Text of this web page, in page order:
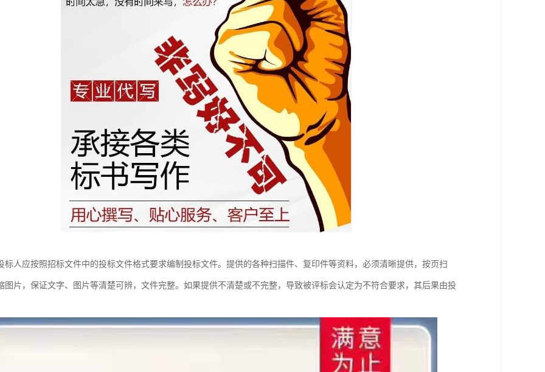
标人应按照招标文件中的投标文件格式要求编制投标文件。提供的各种扫描件、复印件等资料，必须清晰提供，按页扫
图片，保证文字、图片等清楚可辨，文件完整。如果提供不清楚或不完整，导致被评标会认定为不符合要求，其后果由投